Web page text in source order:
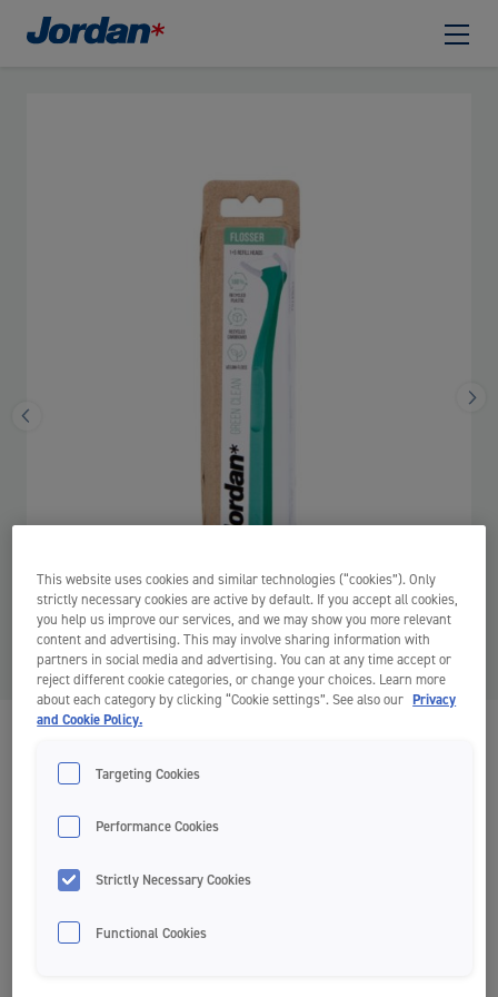
Sustainable
Rączka wykonana w 100% z przetworzonego i
This website uses cookies and similar technologies (“cookies”). Only
strictly necessary cookies are active by default. If you accept all cookies,
you help us improve our services, and we may show you more relevant
content and advertising. This may involve sharing information with
partners in social media and advertising. You can at any time accept or
reject different cookie categories, or change your choices. Learn more
about each category by clicking “Cookie settings”. See also our Privacy
and Cookie Policy.
Targeting Cookies
Performance Cookies
Strictly Necessary Cookies
Functional Cookies